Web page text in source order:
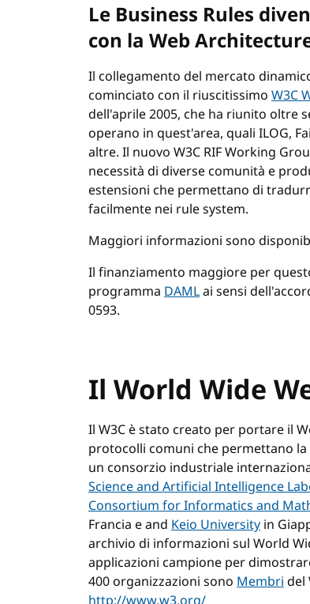
Le Business Rules
con la Web
Il collegamento del mercato
cominciato con il riuscitissimo W3C
dell'aprile 2005, che ha riunito oltre
operano in quest'area, quali ILOG,
altre. Il nuovo W3C RIF Working
necessità di diverse comunità e
estensioni che permettano di
facilmente nei rule system.
Maggiori informazioni sono
Il finanziamento maggiore per
programma DAMLai sensi
0593.
Il World Wide
Il W3C è stato creato per portare il
protocolli comuni che permettano
un consorzio industriale
Science and Artificial Intelligence
Consortium for Informatics and
Francia e and Keio University in
archivio di informazioni sul World
applicazioni campione per
400 organizzazioni sono Membridel